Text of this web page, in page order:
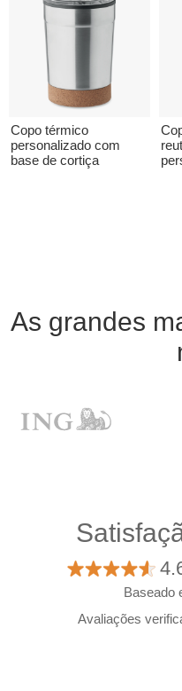
Copo térmico
personalizado com
base de cortiça
As grandes
Baseado
Avaliações